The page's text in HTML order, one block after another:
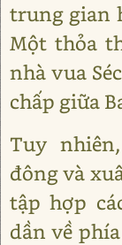
trung gian
Một thỏa
nhà vua
chấp giữa
Tuy
đông và
tập hợp
dần về